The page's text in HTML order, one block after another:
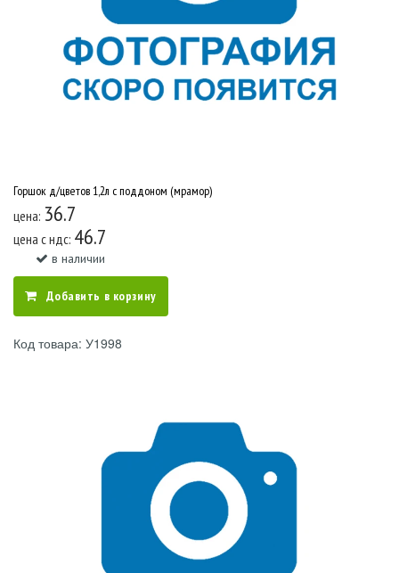
Горшок д/цветов 1,2л с поддоном (мрамор)
цена: 36.7
цена c ндс: 46.7
в наличии
Добавить в корзину
Код товара: У1998